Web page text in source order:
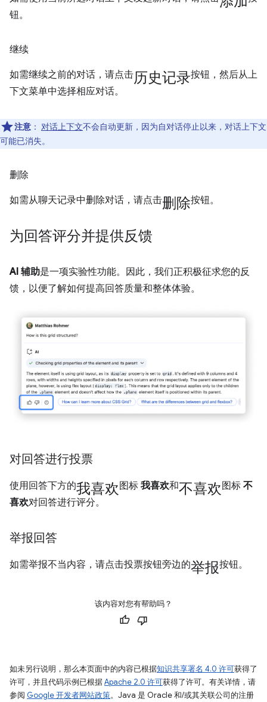
钮。
继续
如需继续之前的对话，请点击历史记录按钮，然后从上
下文菜单中选择相应对话。
注意 ： 对话上下文不会自动更新，因为自对话停止以来，对话上下文
可能已消失。
删除
如需从聊天记录中删除对话，请点击删除按钮。
为回答评分并提供反馈
AI 辅助是一项实验性功能。因此，我们正积极征求您的反
馈，以便了解如何提高回答质量和整体体验。
对回答进行投票
使用回答下方的我喜欢 图标 我喜欢和不喜欢 图标 不
喜欢对回答进行评分。
举报回答
如需举报不当内容，请点击投票按钮旁边的举报按钮。
该内容对您有帮助吗？
如未另行说明，那么本页面中的内容已根据知识共享署名 4.0 许可获得了
许可，并且代码示例已根据Apache 2.0 许可获得了许可。有关详情，请
参阅 Google 开发者网站政策。Java 是 Oracle 和/或其关联公司的注册